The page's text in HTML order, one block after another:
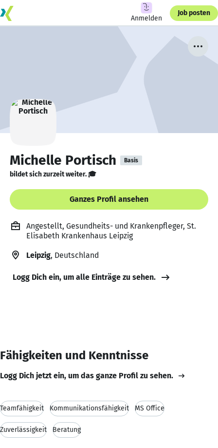
Anmelden
Job posten
Michelle Portisch Basis
bildet sich zurzeit weiter. 🎓
Ganzes Profil ansehen
Angestellt, Gesundheits- und Krankenpfleger, St.
Elisabeth Krankenhaus Leipzig
Leipzig, Deutschland
Logg Dich ein, um alle Einträge zu sehen.
Fähigkeiten und Kenntnisse
Logg Dich jetzt ein, um das ganze Profil zu sehen.
Teamfähigkeit Kommunikationsfähigkeit MS Office
Zuverlässigkeit Beratung